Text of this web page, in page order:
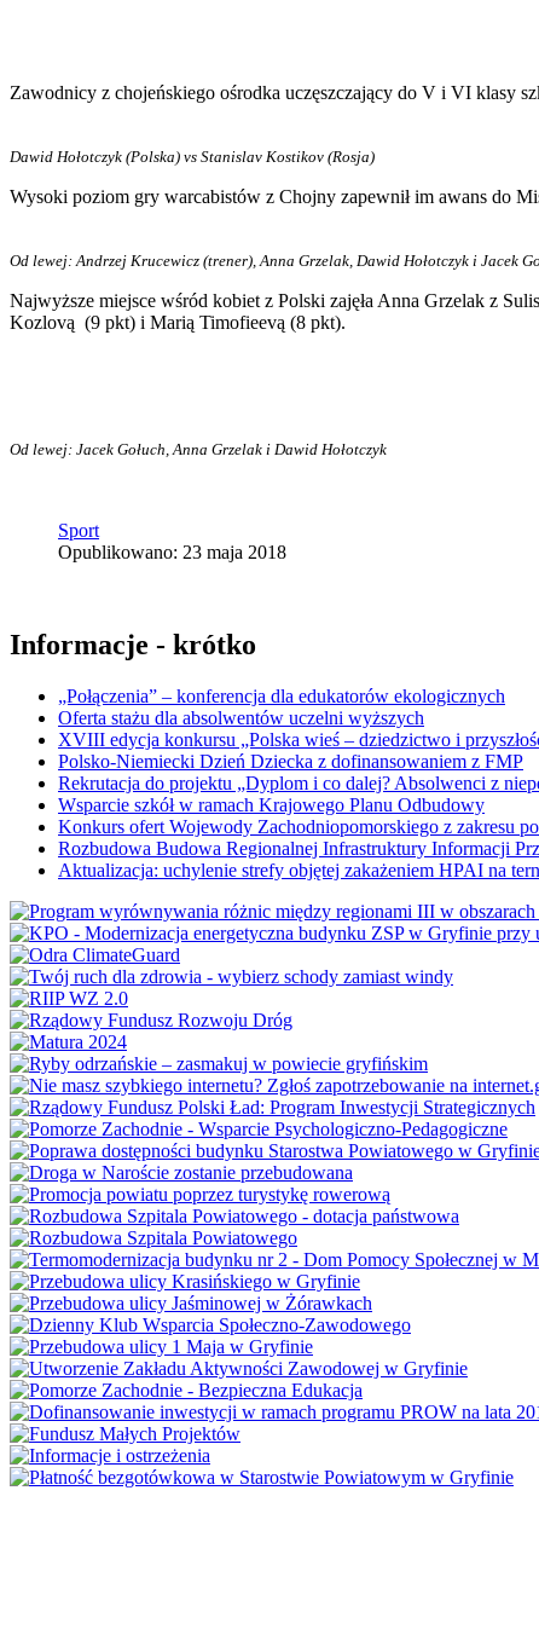
Zawodnicy z chojeńskiego ośrodka uczęszczający do V i VI klasy
Dawid Hołotczyk (Polska) vs Stanislav Kostikov (Rosja)
Wysoki poziom gry warcabistów z Chojny zapewnił im awans do
Od lewej: Andrzej Krucewicz (trener), Anna Grzelak, Dawid Hołotczyk i Jacek
Najwyższe miejsce wśród kobiet z Polski zajęła Anna Grzelak z
Kozlovą (9 pkt) i Marią Timofieevą (8 pkt).
Od lewej: Jacek Gołuch, Anna Grzelak i Dawid Hołotczyk
Sport
Opublikowano: 23 maja 2018
Informacje - krótko
„Połączenia” – konferencja dla edukatorów ekologicznych
Oferta stażu dla absolwentów uczelni wyższych
XVIII edycja konkursu „Polska wieś – dziedzictwo i
Polsko-Niemiecki Dzień Dziecka z dofinansowaniem z FMP
Rekrutacja do projektu „Dyplom i co dalej? Absolwenci z
Wsparcie szkół w ramach Krajowego Planu Odbudowy
Konkurs ofert Wojewody Zachodniopomorskiego z zakresu
Rozbudowa Budowa Regionalnej Infrastruktury Informacji
Aktualizacja: uchylenie strefy objętej zakażeniem HPAI na